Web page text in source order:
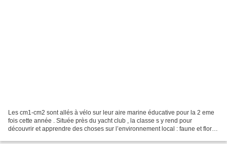
Les cm1-cm2 sont allés à vélo sur leur aire marine éducative pour la 2 eme
fois cette année . Située près du yacht club , la classe s y rend pour
découvrir et apprendre des choses sur l’environnement local : faune et flore